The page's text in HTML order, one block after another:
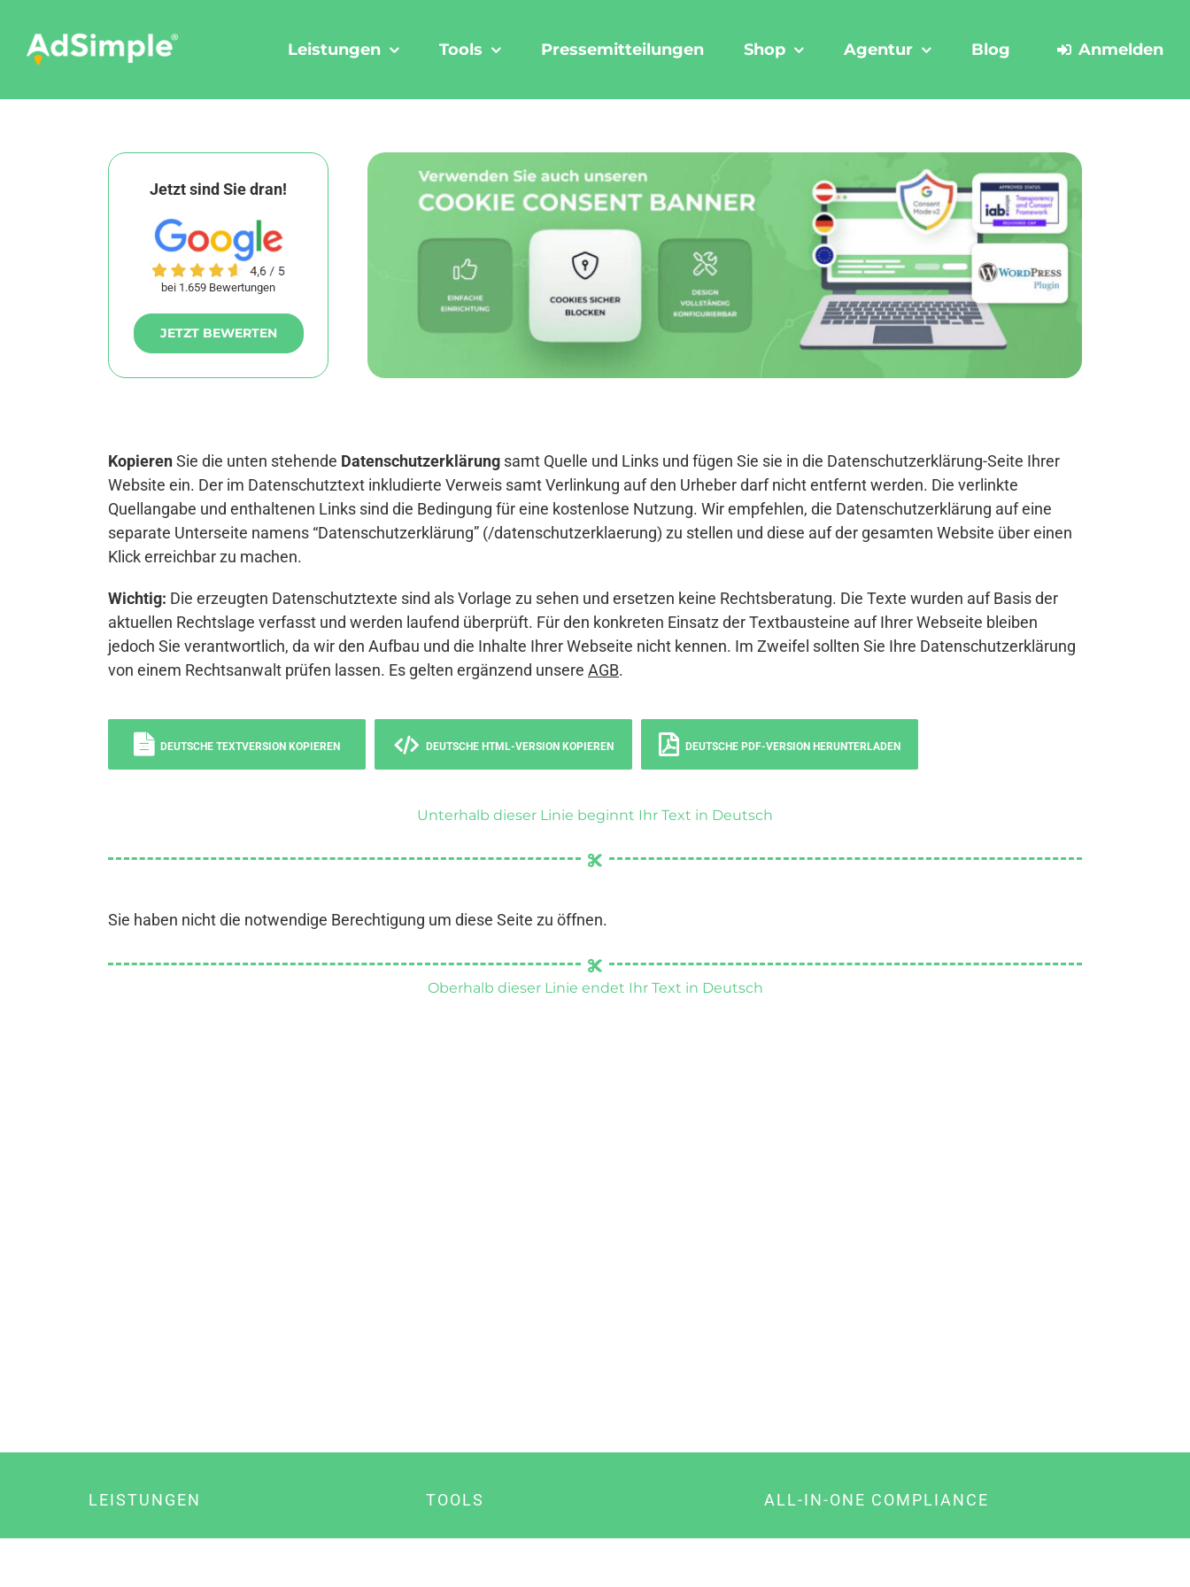
content
Leistungen Tools Pressemitteilungen Shop Agentur Blog Anmelden
Jetzt sind Sie dran!
bei 1.659 Bewertungen
JETZT BEWERTEN
KopierenSie die unten stehende Datenschutzerklärung samt Quelle und Links und fügen Sie sie in die Datenschutzerklärung-Seite Ihrer
Website ein. Der im Datenschutztext inkludierte Verweis samt Verlinkung auf den Urheber darf nicht entfernt werden. Die verlinkte
Quellangabe und enthaltenen Links sind die Bedingung für eine kostenlose Nutzung. Wir empfehlen, die Datenschutzerklärung auf eine
separate Unterseite namens “Datenschutzerklärung” (/datenschutzerklaerung) zu stellen und diese auf der gesamten Website über einen
Klick erreichbar zu machen.
Wichtig: Die erzeugten Datenschutztexte sind als Vorlage zu sehen und ersetzen keine Rechtsberatung. Die Texte wurden auf Basis der
aktuellen Rechtslage verfasst und werden laufend überprüft. Für den konkreten Einsatz der Textbausteine auf Ihrer Webseite bleiben
jedoch Sie verantwortlich, da wir den Aufbau und die Inhalte Ihrer Webseite nicht kennen. Im Zweifel sollten Sie Ihre Datenschutzerklärung
von einem Rechtsanwalt prüfen lassen. Es gelten ergänzend unsere AGB.
DEUTSCHE TEXTVERSION KOPIEREN DEUTSCHE HTML-VERSION KOPIEREN DEUTSCHE PDF-VERSION HERUNTERLADEN
Unterhalb dieser Linie beginnt Ihr Text in Deutsch
Sie haben nicht die notwendige Berechtigung um diese Seite zu öffnen.
Oberhalb dieser Linie endet Ihr Text in Deutsch
LEISTUNGEN TOOLS ALL-IN-ONE COMPLIANCE